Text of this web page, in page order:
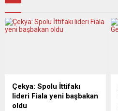
Çekya: Spolu İttifakı
lideri Fiala yeni başbakan
oldu